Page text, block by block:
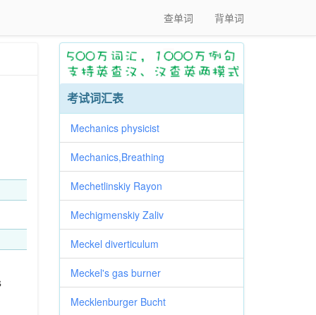
查单词 背单词
考试词汇表
Mechanics physicist
Mechanics,Breathing
Mechetlinskiy Rayon
Mechigmenskiy Zaliv
Meckel diverticulum
Meckel's gas burner
Mecklenburger Bucht